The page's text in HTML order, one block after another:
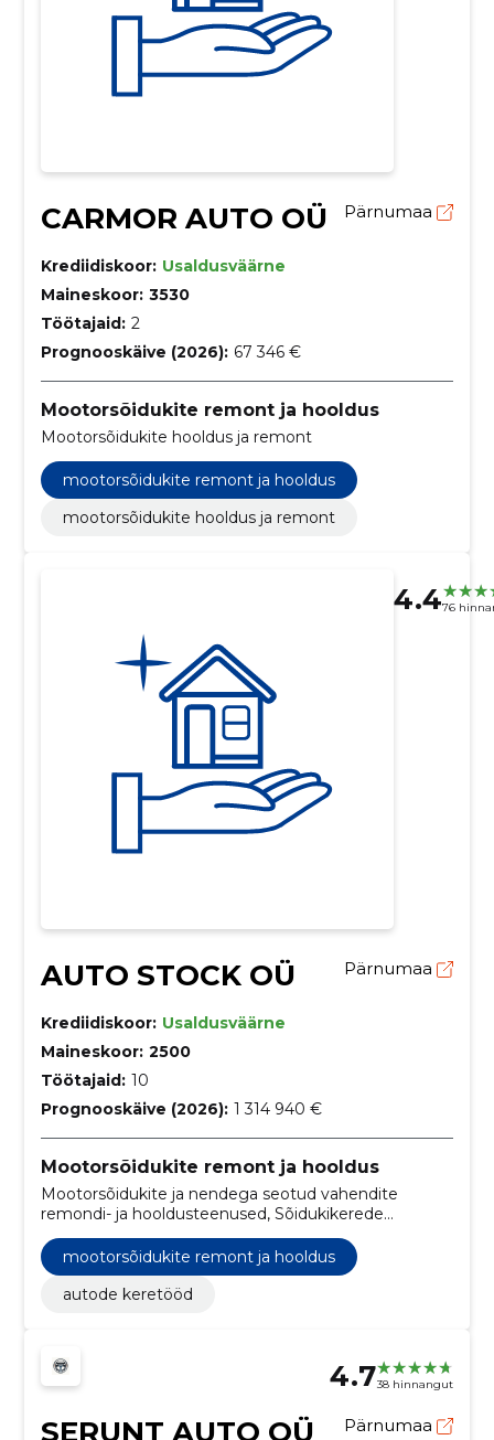
CARMOR AUTO OÜ Pärnumaa
Krediidiskoor: Usaldusväärne
Maineskoor: 3530
Töötajaid: 2
Prognooskäive (2026): 67 346 €
Mootorsõidukite remont ja hooldus
Mootorsõidukite hooldus ja remont
mootorsõidukite remont ja hooldus
mootorsõidukite hooldus ja remont
4.476
AUTO STOCK OÜ Pärnumaa
Krediidiskoor: Usaldusväärne
Maineskoor: 2500
Töötajaid: 10
Prognooskäive (2026): 1 314 940 €
Mootorsõidukite remont ja hooldus
Mootorsõidukite ja nendega seotud vahendite
remondi- ja hooldusteenused, Sõidukikerede
remonditeenused, Tuuleklaasi vahetusteenused,
Autode remondi- ja hooldusteenused, autode
keretööd
mootorsõidukite remont ja hooldus
autode keretööd
4.738 hinnangut
SERUNT AUTO OÜ Pärnumaa